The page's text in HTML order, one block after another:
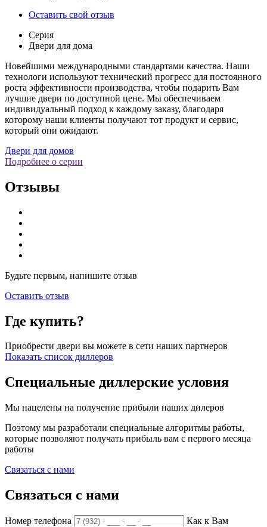
Оставить свой отзыв
Серия
Двери для дома
Новейшими международными стандартами качества. Наши
технологи используют технический прогресс для постоянного
роста эффективности производства, чтобы подарить Вам
лучшие двери по доступной цене. Мы обеспечиваем
индивидуальный подход к каждому заказу, благодаря
которому наши клиенты получают тот продукт и сервис,
который они ожидают.
Двери для домов
Подробнее о серии
Отзывы
Будьте первым, напишите отзыв
Оставить отзыв
Где купить?
Приобрести двери вы можете в сети наших партнеров
Показать список диллеров
Специальные диллерские условия
Мы нацелены на получение прибыли наших дилеров
Поэтому мы разработали специальные алгоритмы работы,
которые позволяют получать прибыль вам с первого месяца
работы
Связаться с нами
Связаться с нами
Номер телефона
Как к Вам